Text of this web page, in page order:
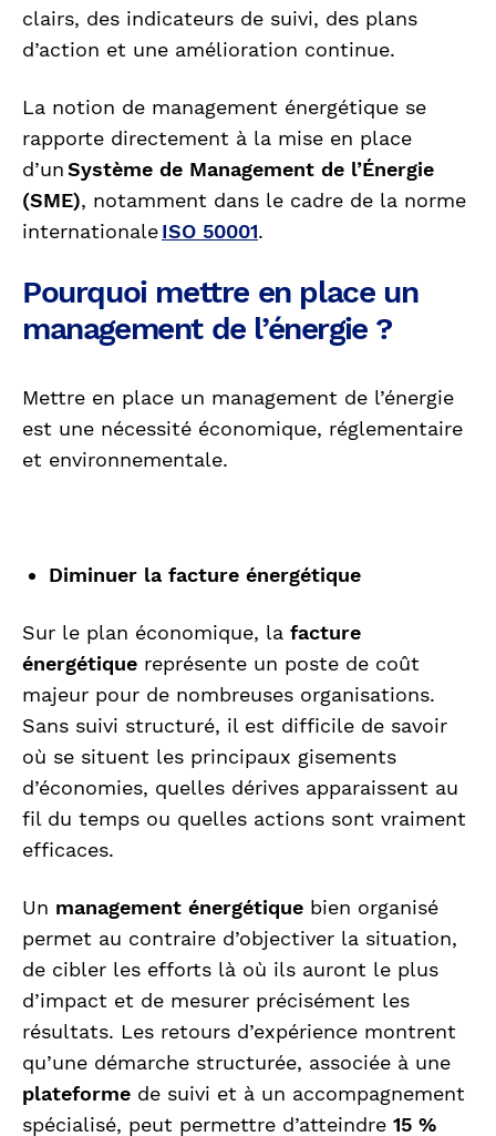
clairs, des indicateurs de suivi, des plans
d’action et une amélioration continue.
La notion de management énergétique se
rapporte directement à la mise en place
d’unSystème de Management de l’Énergie
(SME), notamment dans le cadre de la norme
internationaleISO 50001.
Pourquoi mettre en place un
management de l’énergie ?
Mettre en place un management de l’énergie
est une nécessité économique, réglementaire
et environnementale.
Diminuer la facture énergétique
Sur le plan économique, la facture
énergétique représente un poste de coût
majeur pour de nombreuses organisations.
Sans suivi structuré, il est difficile de savoir
où se situent les principaux gisements
d’économies, quelles dérives apparaissent au
fil du temps ou quelles actions sont vraiment
efficaces.
Un management énergétique bien organisé
permet au contraire d’objectiver la situation,
de cibler les efforts là où ils auront le plus
d’impact et de mesurer précisément les
résultats. Les retours d’expérience montrent
qu’une démarche structurée, associée à une
plateforme de suivi et à un accompagnement
spécialisé, peut permettre d’atteindre 15 %